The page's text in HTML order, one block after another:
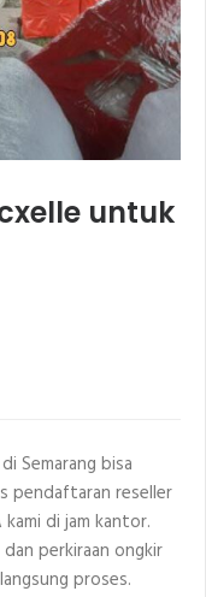
untuk
Semarang bisa
pendaftaran reseller
di jam kantor.
perkiraan ongkir
proses.